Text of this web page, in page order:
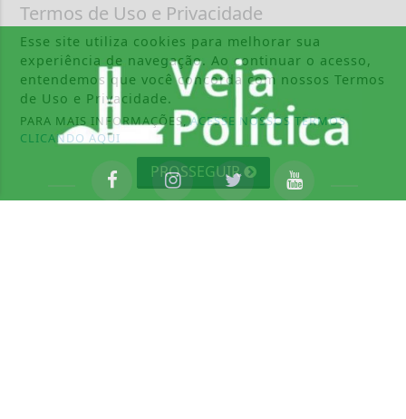
Termos de Uso e Privacidade
Esse site utiliza cookies para melhorar sua
experiência de navegação. Ao continuar o acesso,
entendemos que você concorda com nossos Termos
de Uso e Privacidade.
PARA MAIS INFORMAÇÕES,ACESSE NOSSOS TERMOS
CLICANDO AQUI
PROSSEGUIR